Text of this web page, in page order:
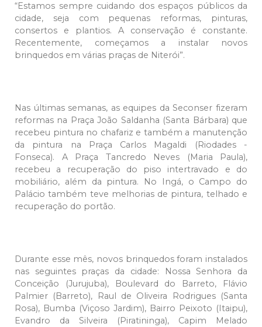
“Estamos sempre cuidando dos espaços públicos da
cidade, seja com pequenas reformas, pinturas,
consertos e plantios. A conservação é constante.
Recentemente, começamos a instalar novos
brinquedos em várias praças de Niterói”.
Nas últimas semanas, as equipes da Seconser fizeram
reformas na Praça João Saldanha (Santa Bárbara) que
recebeu pintura no chafariz e também a manutenção
da pintura na Praça Carlos Magaldi (Riodades -
Fonseca). A Praça Tancredo Neves (Maria Paula),
recebeu a recuperação do piso intertravado e do
mobiliário, além da pintura. No Ingá, o Campo do
Palácio também teve melhorias de pintura, telhado e
recuperação do portão.
Durante esse mês, novos brinquedos foram instalados
nas seguintes praças da cidade: Nossa Senhora da
Conceição (Jurujuba), Boulevard do Barreto, Flávio
Palmier (Barreto), Raul de Oliveira Rodrigues (Santa
Rosa), Bumba (Viçoso Jardim), Bairro Peixoto (Itaipu),
Evandro da Silveira (Piratininga), Capim Melado